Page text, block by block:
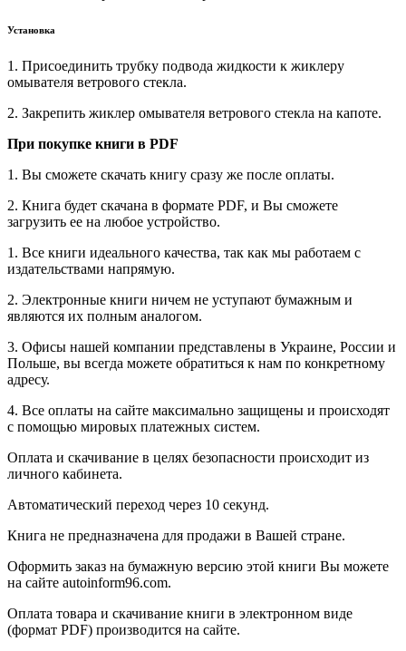
Установка
1. Присоединить трубку подвода жидкости к жиклеру
омывателя ветрового стекла.
2. Закрепить жиклер омывателя ветрового стекла на капоте.
При покупке книги в PDF
1. Вы сможете скачать книгу сразу же после оплаты.
2. Книга будет скачана в формате PDF, и Вы сможете
загрузить ее на любое устройство.
1. Все книги идеального качества, так как мы работаем с
издательствами напрямую.
2. Электронные книги ничем не уступают бумажным и
являются их полным аналогом.
3. Офисы нашей компании представлены в Украине, России и
Польше, вы всегда можете обратиться к нам по конкретному
адресу.
4. Все оплаты на сайте максимально защищены и происходят
с помощью мировых платежных систем.
Оплата и скачивание в целях безопасности происходит из
личного кабинета.
Автоматический переход через 10 секунд.
Книга не предназначена для продажи в Вашей стране.
Оформить заказ на бумажную версию этой книги Вы можете
на сайте autoinform96.com.
Оплата товара и скачивание книги в электронном виде
(формат PDF) производится на сайте.